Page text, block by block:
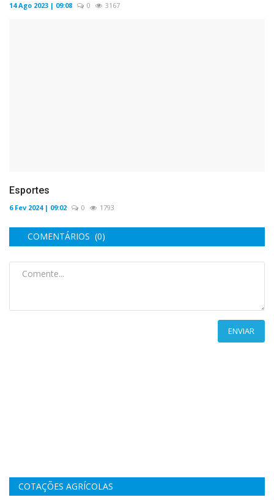
14 Ago 2023 | 09:08 0 3167
Esportes
6 Fev 2024 | 09:02 0 1793
COMENTÁRIOS (0)
ENVIAR
COTAÇÕES AGRÍCOLAS